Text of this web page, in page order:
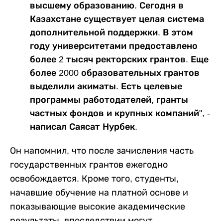
высшему образованию. Сегодня в
Казахстане существует целая система
дополнительной поддержки. В этом
году университетами предоставлено
более 2 тысяч ректорских грантов. Еще
более 2000 образовательных грантов
выделили акиматы. Есть целевые
программы работодателей, гранты
частных фондов и крупных компаний", -
написал Саясат Нурбек.
Он напомнил, что после зачисления часть
государственных грантов ежегодно
освобождается. Кроме того, студенты,
начавшие обучение на платной основе и
показывающие высокие академические